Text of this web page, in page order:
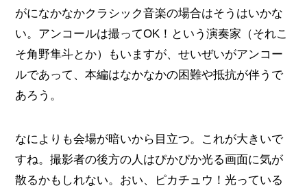
がになかなかクラシック音楽の場合はそうはいかな
い。アンコールは撮ってOK！という演奏家（それこ
そ角野隼斗とか）もいますが、せいぜいがアンコー
ルであって、本編はなかなかの困難や抵抗が伴うで
あろう。
なによりも会場が暗いから目立つ。これが大きいで
すね。撮影者の後方の人はぴかぴか光る画面に気が
散るかもしれない。おい、ピカチュウ！光っている